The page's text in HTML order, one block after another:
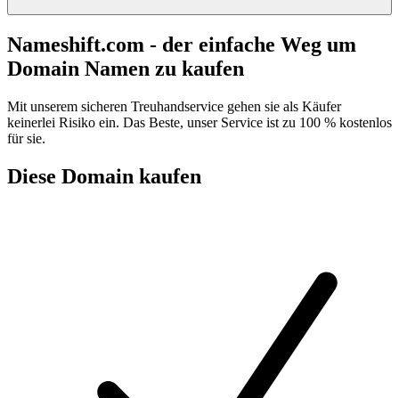
Nameshift.com - der einfache Weg um
Domain Namen zu kaufen
Mit unserem sicheren Treuhandservice gehen sie als Käufer
keinerlei Risiko ein. Das Beste, unser Service ist zu 100 % kostenlos
für sie.
Diese Domain kaufen